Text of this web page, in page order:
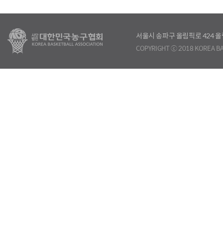
서울시 송파구 올림픽로 424
COPYRIGHT ⓒ 2018 KOREA